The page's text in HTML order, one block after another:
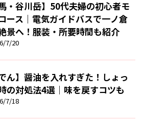
馬・谷川岳】50代夫婦の初心者モ
ース｜電気ガイドバスで一ノ倉
景へ！服装・所要時間も紹介
7/20
でん】醤油を入れすぎた！しょっ
の対処法4選｜味を戻すコツも
7/18